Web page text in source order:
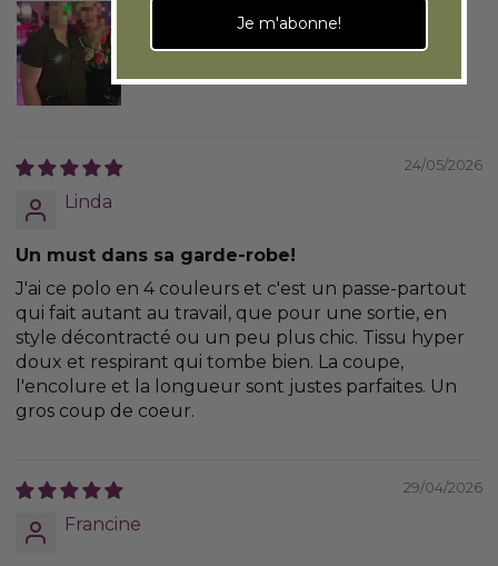
24/05/2026
Linda
Un must dans sa garde-robe!
J'ai ce polo en 4 couleurs et c'est un passe-partout
qui fait autant au travail, que pour une sortie, en
style décontracté ou un peu plus chic. Tissu hyper
doux et respirant qui tombe bien. La coupe,
l'encolure et la longueur sont justes parfaites. Un
gros coup de coeur.
29/04/2026
Francine
Je m'abonne!